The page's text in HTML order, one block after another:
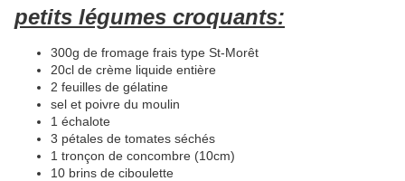
petits légumes croquants:
300g de fromage frais type St-Morêt
20cl de crème liquide entière
2 feuilles de gélatine
sel et poivre du moulin
1 échalote
3 pétales de tomates séchés
1 tronçon de concombre (10cm)
10 brins de ciboulette